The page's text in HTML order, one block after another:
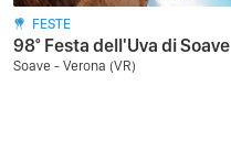
FESTE
98° Festa dell'Uva di Soave
Soave - Verona (VR)